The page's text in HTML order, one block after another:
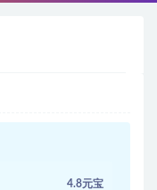
4.8元宝